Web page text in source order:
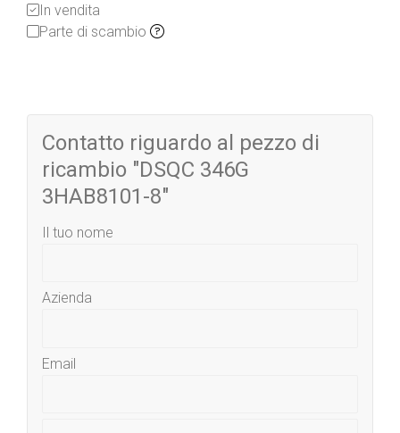
In vendita
Parte di scambio
Contatto riguardo al pezzo di
ricambio "DSQC 346G
3HAB8101-8"
Il tuo nome
Azienda
Email